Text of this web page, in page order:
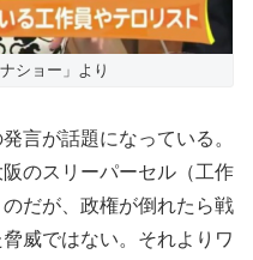
ショー」より
言が話題になっている。
のスリーパーセル（工作
だが、政権が倒れたら戦
威ではない。それよりワ